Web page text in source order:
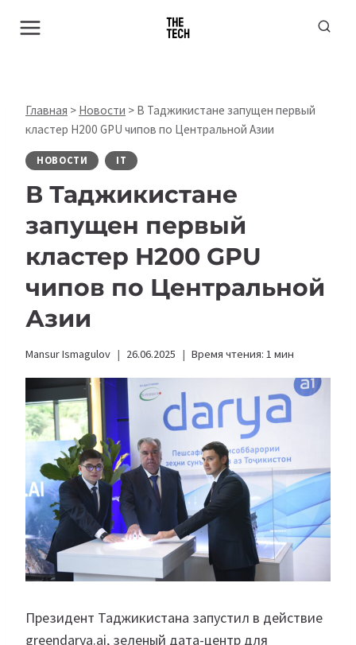
Главная > Новости > В Таджикистане запущен первый
кластер H200 GPU чипов по Центральной Азии
НОВОСТИ IT
В Таджикистане
запущен первый
кластер H200 GPU
чипов по Центральной
Азии
Mansur Ismagulov 26.06.2025 Время чтения: 1 мин
Президент Таджикистана запустил в действие
greendarya.ai, зеленый дата-центр для